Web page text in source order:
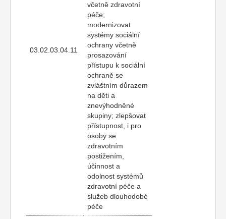
03.02.03.04.11
včetně zdravotní
péče;
modernizovat
systémy sociální
ochrany včetně
prosazování
přístupu k sociální
ochraně se
zvláštním důrazem
na děti a
znevýhodněné
skupiny; zlepšovat
přístupnost, i pro
osoby se
zdravotním
postižením,
účinnost a
odolnost systémů
zdravotní péče a
služeb dlouhodobé
péče